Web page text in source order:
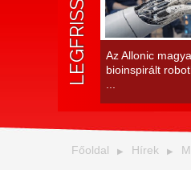
Az Allonic
bioinspirált
Főoldal Hírek